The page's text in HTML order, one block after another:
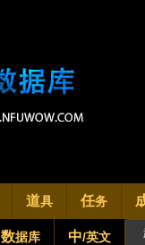
道具 任务
数据库 中/英文